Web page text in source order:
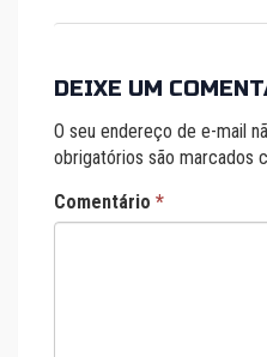
DEIXE UM
O seu endereço de e-mail
obrigatórios são marcados
Comentário *